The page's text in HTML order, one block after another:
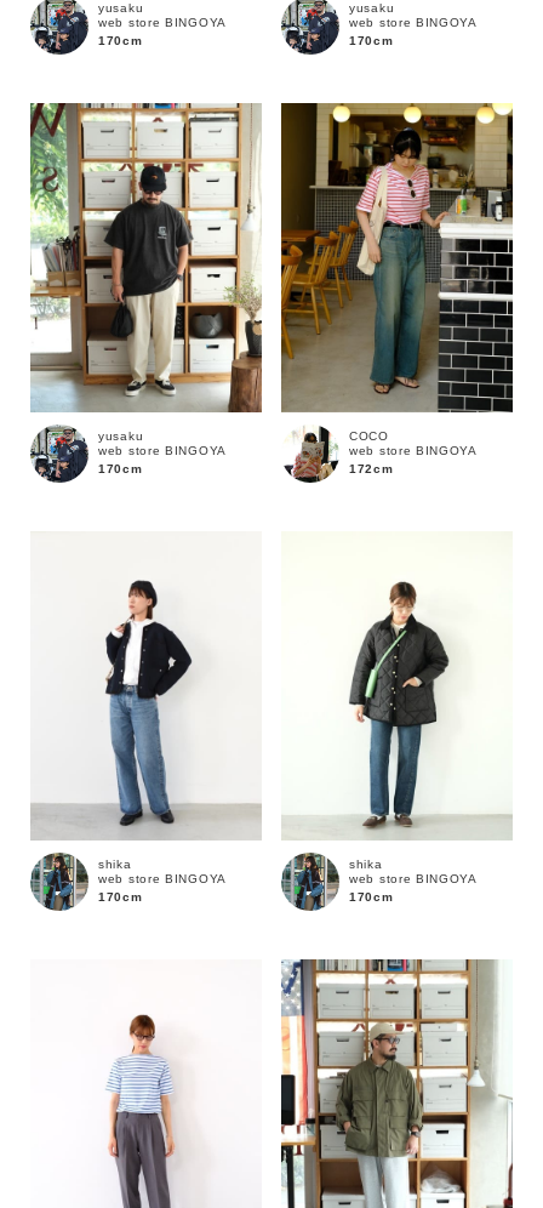
キーワード
性別
MENS KIDS
カテゴリ
サイズ
ブランド
yusaku
web store BINGOYA
170cm
yusaku
web store BINGOYA
170cm
yusaku
web store BINGOYA
170cm
COCO
web store BINGOYA
172cm
shika
web store BINGOYA
170cm
shika
web store BINGOYA
170cm